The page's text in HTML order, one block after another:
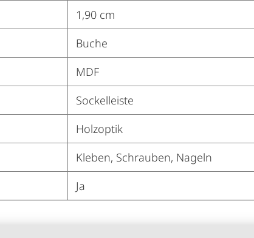
1,90 cm
Buche
MDF
Sockelleiste
Holzoptik
Kleben, Schrauben, Nageln
Ja